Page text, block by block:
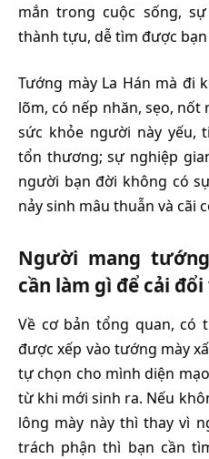
mắn trong cuộc sống,
thành tựu, dễ tìm được
Tướng mày La Hán mà đi
lõm, có nếp nhăn, sẹo,
sức khỏe người này yếu,
tổn thương; sự nghiệp
người bạn đời không có
nảy sinh mâu thuẫn và cãi
Người mang
cần làm gì để cải
Về cơ bản tổng quan, có
được xếp vào tướng mày
tự chọn cho mình diện
từ khi mới sinh ra. Nếu
lông mày này thì thay vì
trách phận thì bạn cần